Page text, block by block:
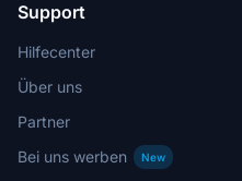
Support
Hilfecenter
Über uns
Partner
Bei uns werben
New